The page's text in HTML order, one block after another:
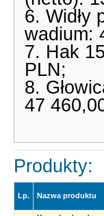
6. Widły
wadium:
7. Hak
PLN;
8.
47
Produkty:
Lp. Nazwa produktu